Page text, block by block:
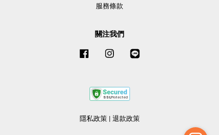
服務條款
關注我們
Facebook Instagram
隱私政策| 退款政策